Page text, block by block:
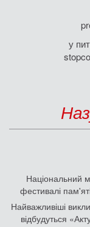
у
Національний
фестивалі
Найважливіші
відбудуться